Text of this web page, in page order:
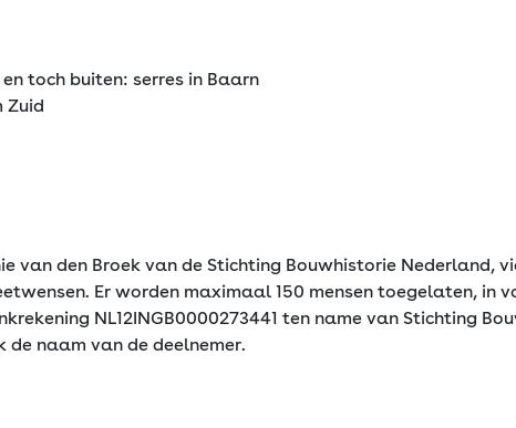
toch buiten: serres in Baarn
Zuid
van den Broek van de Stichting Bouwhistorie Nederland,
Er worden maximaal 150 mensen toegelaten, in
NL12INGB0000273441 ten name van Stichting
de naam van de deelnemer.